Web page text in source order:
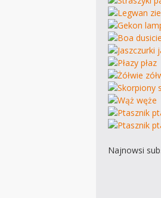
Najnowsi